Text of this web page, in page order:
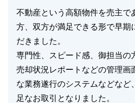
不動産という高額物件を売主で
方、双方が満足できる形で早期
だきました。
専門性、スピード感、御担当の
売却状況レポートなどの管理画
な業務遂行のシステムなどなど
足なお取引となりました。